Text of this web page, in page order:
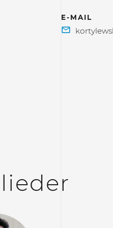
E-MAIL